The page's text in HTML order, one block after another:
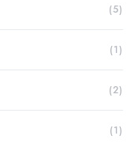
(5)
(1)
(2)
(1)